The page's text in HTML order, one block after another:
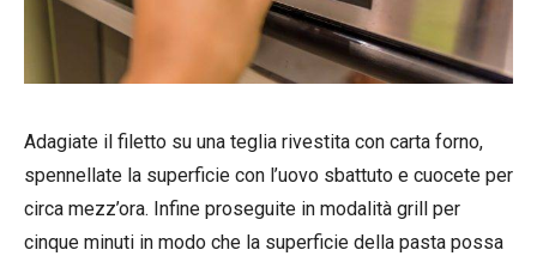
Adagiate il filetto su una teglia rivestita con carta forno,
spennellate la superficie con l’uovo sbattuto e cuocete per
circa mezz’ora. Infine proseguite in modalità grill per
cinque minuti in modo che la superficie della pasta possa